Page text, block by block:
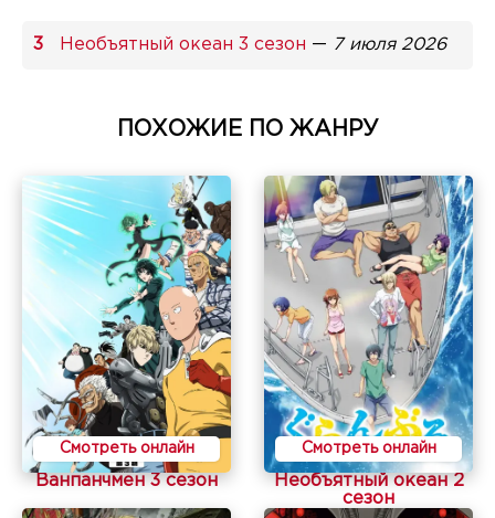
Необъятный океан 3 сезон — 7 июля 2026
ПОХОЖИЕ ПО ЖАНРУ
Смотреть онлайн
Ванпанчмен 3 сезон
Смотреть онлайн
Необъятный океан 2
сезон